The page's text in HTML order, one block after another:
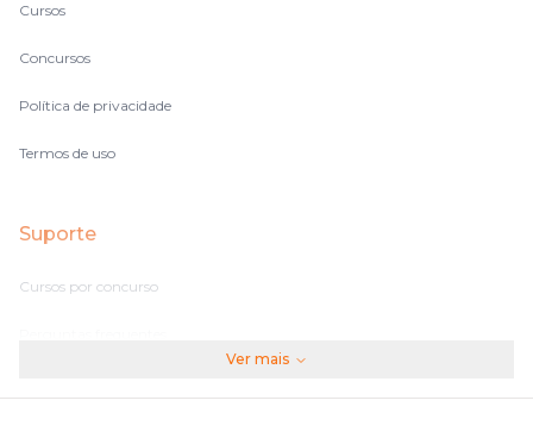
Cursos
Concursos
Política de privacidade
Termos de uso
Suporte
Cursos por concurso
Ver mais